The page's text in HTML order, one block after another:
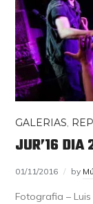
GALERIAS,
JUR’16
01/11/2016 by
Fotografia –